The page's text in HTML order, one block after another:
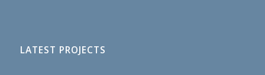
LATEST PROJECTS